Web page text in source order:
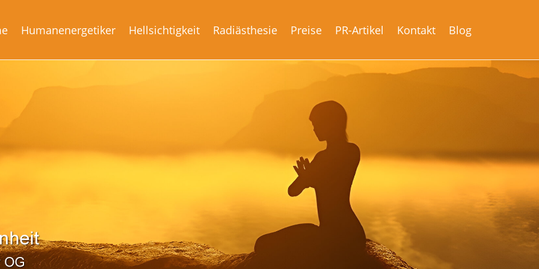
Humanenergetiker Hellsichtigkeit Radiästhesie Preise PR-Artikel Kontakt Blog